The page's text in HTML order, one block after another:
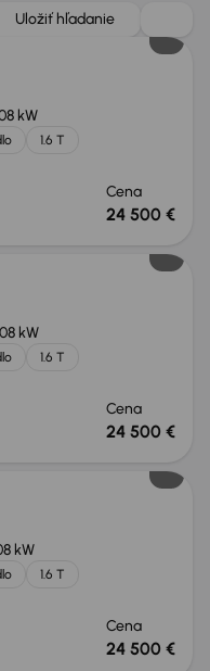
Uložiť hľadanie
kW
1.6 T
Cena
24 500 €
kW
1.6 T
Cena
24 500 €
kW
1.6 T
Cena
24 500 €